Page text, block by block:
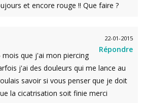
et encore rouge !! Que faire ?
22-01-2015
Répondre
que j'ai mon piercing
j'ai des douleurs qui me lance au
savoir si vous penser que je doit
la cicatrisation soit finie merci